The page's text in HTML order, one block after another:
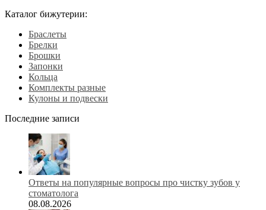
Каталог бижутерии:
Браслеты
Брелки
Брошки
Запонки
Кольца
Комплекты разные
Кулоны и подвески
Последние записи
Ответы на популярные вопросы про чистку зубов у
стоматолога
08.08.2026